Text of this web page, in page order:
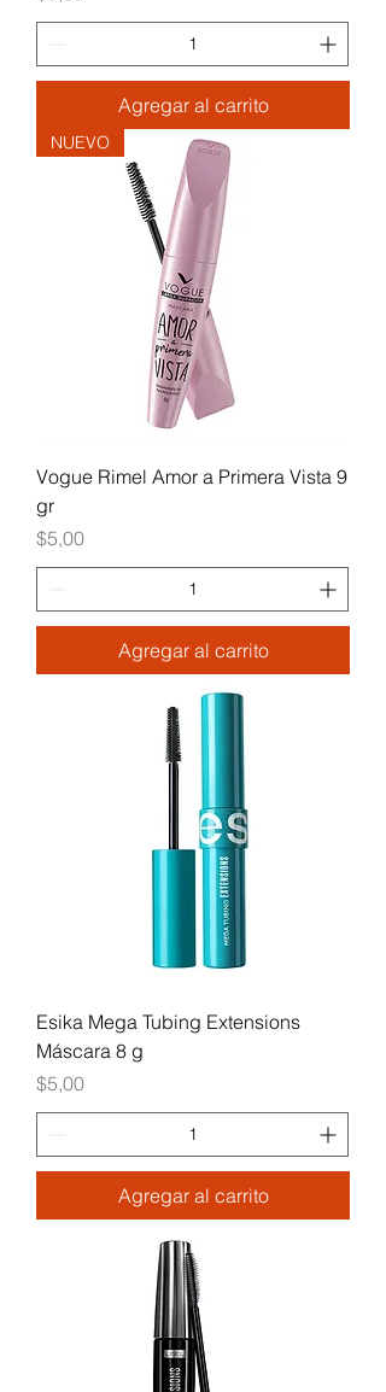
Agregar al carrito
NUEVO
Vogue Rimel Amor a Primera Vista 9
gr
Precio
$5,00
Agregar al carrito
Esika Mega Tubing Extensions
Máscara 8 g
Precio
$5,00
Agregar al carrito